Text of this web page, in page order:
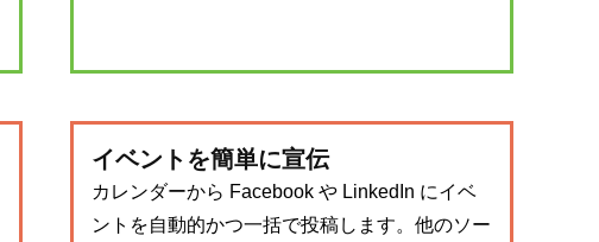
イベントを簡単に宣伝
カレンダーから Facebook や LinkedIn にイベ
ントを自動的かつ一括で投稿します。他のソー